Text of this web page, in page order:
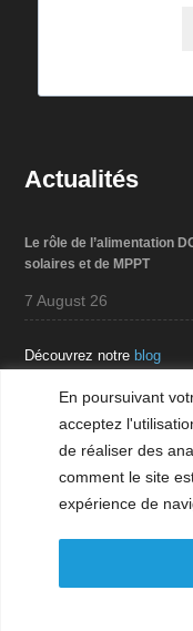
En poursuivant
acceptez
de réaliser des
comment le site
expérience de
Actualités
Le rôle de l’alimentation
solaires et de MPPT
7 August 26
Découvrez notre blog